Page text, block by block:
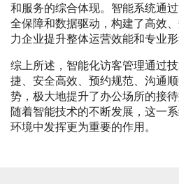
和服务的综合体现。智能系统通
全保障和数据驱动，构建了高效
力企业提升整体运营效能和专业形
综上所述，智能化访客管理通过
捷、安全高效、预约规范、沟通
势，极大地提升了办公场所的接
随着智能技术的不断发展，这一
环境中发挥更为重要的作用。